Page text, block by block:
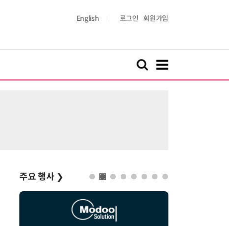
English 로그인 회원가입
주요 행사 ❯